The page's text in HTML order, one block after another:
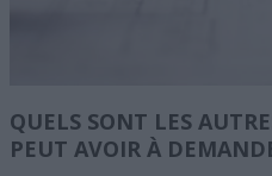
QUELS SONT LES
PEUT AVOIR À